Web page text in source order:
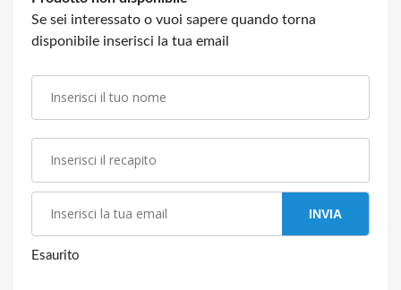
Se sei interessato o vuoi sapere quando torna
disponibile inserisci la tua email
INVIA
Esaurito